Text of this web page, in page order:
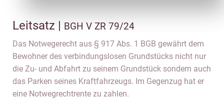
Leitsatz | BGH V ZR 79/24
Das Notwegerecht aus § 917 Abs. 1 BGB gewährt dem
Bewohner des verbindungslosen Grundstücks nicht nur
die Zu- und Abfahrt zu seinem Grundstück sondern auch
das Parken seines Kraftfahrzeugs. Im Gegenzug hat er
eine Notwegrechtrente zu zahlen.